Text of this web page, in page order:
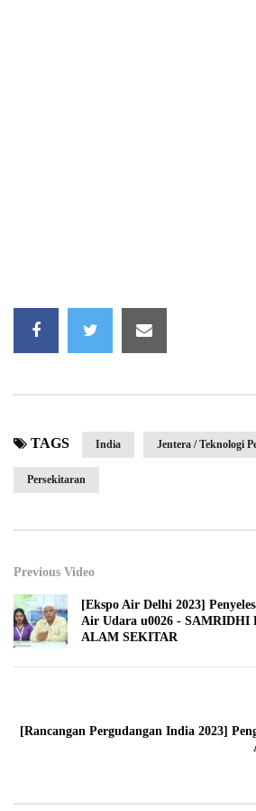
TAGS India Jentera / Teknologi
Persekitaran
Previous Video
[Ekspo Air Delhi 2023]
Air Udara u0026 - SAMRIDHI
ALAM SEKITAR
[Rancangan Pergudangan India 2023]